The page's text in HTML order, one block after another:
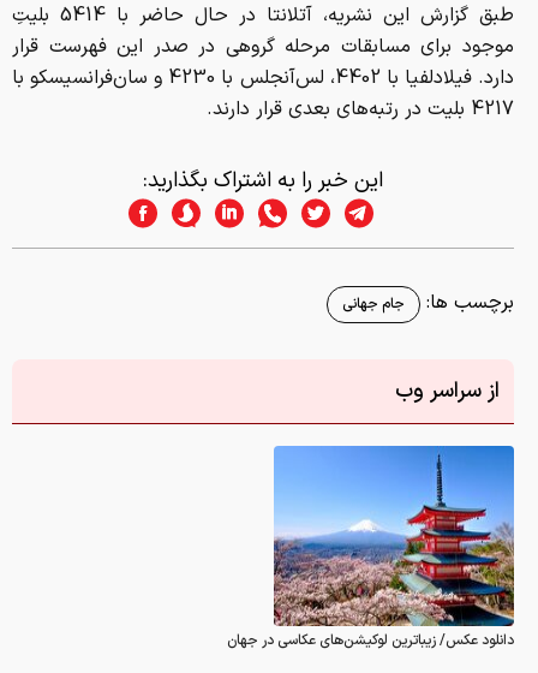
طبق گزارش این نشریه، آتلانتا در حال حاضر با 5414 بلیتِ
موجود برای مسابقات مرحله گروهی در صدر این فهرست قرار
دارد. فیلادلفیا با 4402، لس‌آنجلس با 4230 و سان‌فرانسیسکو با
4217 بلیت در رتبه‌های بعدی قرار دارند.
این خبر را به اشتراک بگذارید:
برچسب ها: جام جهانی
از سراسر وب
دانلود عکس/ زیباترین لوکیشن‌های عکاسی در جهان